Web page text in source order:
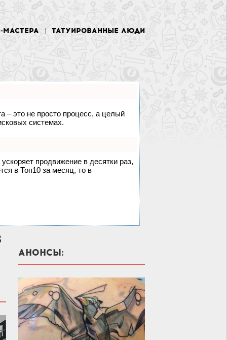
ТАТУИРОВАННЫЕ ЛЮДИ
МАСТЕРА
– это не просто процесс, а целый
системах.
ускоряет продвижение в десятки раз,
в Топ10 за месяц, то в
АНОНСЫ: